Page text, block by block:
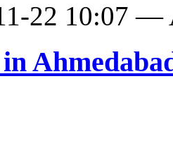
22 10:07 —